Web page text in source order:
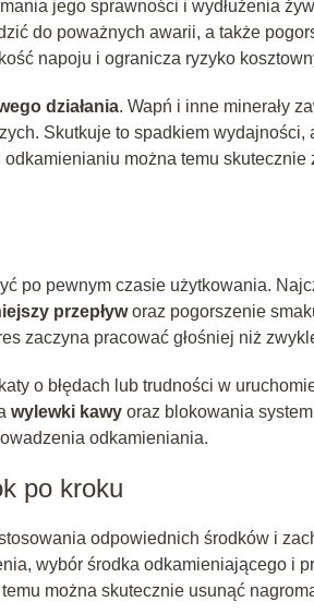
jego sprawności i wydłużenia
do poważnych awarii, a także
napoju i ogranicza ryzyko
działania. Wapń i inne minerały
Skutkuje to spadkiem wydajności,
można temu skutecznie
po pewnym czasie użytkowania.
przepływoraz pogorszenie
zaczyna pracować głośniej niż
o błędach lub trudności w
wylewki kawy oraz blokowania
odkamieniania.
po kroku
odpowiednich środków i
wybór środka odkamieniającego i
można skutecznie usunąć